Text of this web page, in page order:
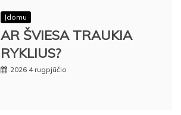
Įdomu
AR ŠVIESA TRAUKIA
RYKLIUS?
2026 4 rugpjūčio